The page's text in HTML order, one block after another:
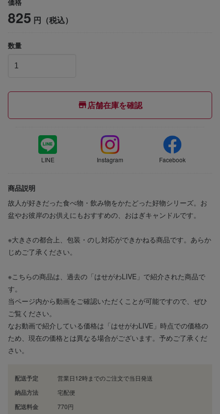
価格
825 円（税込）
数量
店舗在庫を確認
LINE Instagram Facebook
商品説明
故人が好きだった食べ物・飲み物をかたどった好物シリーズ。お
盆やお彼岸のお供えにもおすすめの、おはぎキャンドルです。
※大きさの都合上、包装・のし対応ができかねる商品です。あらか
じめご了承ください。
※こちらの商品は、過去の「はせがわLIVE」で紹介された商品で
す。
当ページ内から動画をご確認いただくことが可能ですので、ぜひ
ご覧ください。
なお動画で紹介している価格は「はせがわLIVE」時点での価格の
ため、現在の価格とは異なる場合がございます。予めご了承くだ
さい。
配送予定 営業日12時までのご注文で当日発送
納品方法 宅配便
配送料金 770円